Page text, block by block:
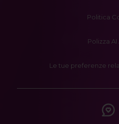
Politica
Polizza AI
Le tue preferenze